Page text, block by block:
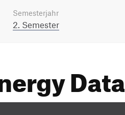
Semesterjahr
2. Semester
Data